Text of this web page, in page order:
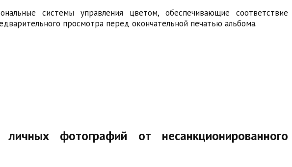
системы управления цветом, обеспечивающие соответствие
просмотра перед окончательной печатью альбома.
фотографий от несанкционированного